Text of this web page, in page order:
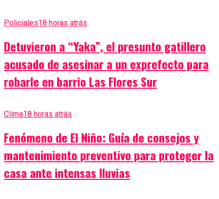
Policiales18 horas atrás
Detuvieron a “Yaka”, el presunto gatillero
acusado de asesinar a un exprefecto para
robarle en barrio Las Flores Sur
Clima18 horas atrás
Fenómeno de El Niño: Guía de consejos y
mantenimiento preventivo para proteger la
casa ante intensas lluvias